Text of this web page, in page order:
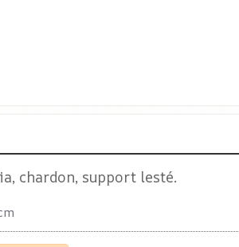
chardon, support lesté.